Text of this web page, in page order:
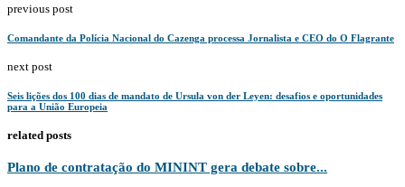
previous post
Comandante da Polícia Nacional do Cazenga processa Jornalista e CEO do O Flagrante
next post
Seis lições dos 100 dias de mandato de Ursula von der Leyen: desafios e oportunidades
para a União Europeia
related posts
Plano de contratação do MININT gera debate sobre...